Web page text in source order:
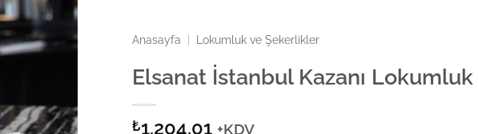
Anasayfa Lokumluk ve Şekerlikler
Elsanat İstanbul Kazanı Lokumluk
₺1.204,01 +KDV